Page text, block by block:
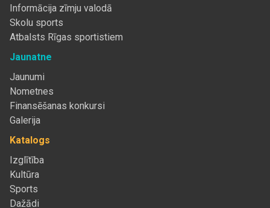
Informācija zīmju valodā
Skolu sports
Atbalsts Rīgas sportistiem
Jaunatne
Jaunumi
Nometnes
Finansēšanas konkursi
Galerija
Katalogs
Izglītība
Kultūra
Sports
Dažādi